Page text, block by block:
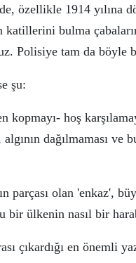
özellikle 1914 yılına d
katillerini bulma ç
Polisiye tam da böyle
şu:
hoş
dağılmaması ve
parçası olan 'enkaz', büy
bir ülkenin nasıl bir
çıkardığı en önemli